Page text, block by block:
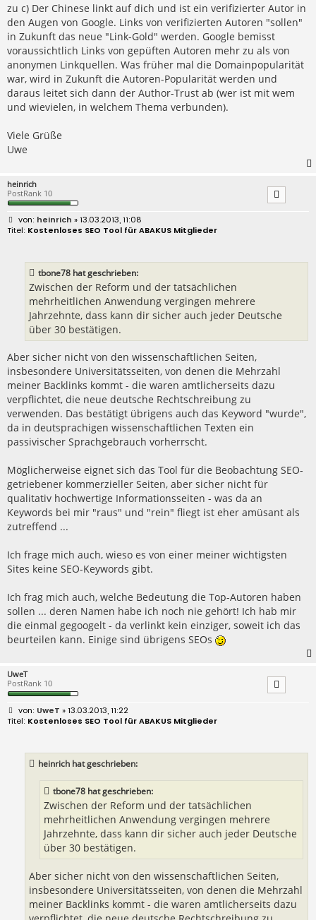
zu c) Der Chinese linkt auf dich und ist ein verifizierter Autor in
den Augen von Google. Links von verifizierten Autoren "sollen"
in Zukunft das neue "Link-Gold" werden. Google bemisst
voraussichtlich Links von gepüften Autoren mehr zu als von
anonymen Linkquellen. Was früher mal die Domainpopularität
war, wird in Zukunft die Autoren-Popularität werden und
daraus leitet sich dann der Author-Trust ab (wer ist mit wem
und wievielen, in welchem Thema verbunden).
Viele Grüße
Uwe
heinrich
PostRank 10
B
e
heinrich » 13.03.2013, 11:08
Kostenloses SEO Tool für ABAKUS Mitglieder
tbone78 hat geschrieben:
Zwischen der Reform und der tatsächlichen
mehrheitlichen Anwendung vergingen mehrere
Jahrzehnte, dass kann dir sicher auch jeder Deutsche
über 30 bestätigen.
Aber sicher nicht von den wissenschaftlichen Seiten,
insbesondere Universitätsseiten, von denen die Mehrzahl
meiner Backlinks kommt - die waren amtlicherseits dazu
verpflichtet, die neue deutsche Rechtschreibung zu
verwenden. Das bestätigt übrigens auch das Keyword "wurde",
da in deutsprachigen wissenschaftlichen Texten ein
passivischer Sprachgebrauch vorherrscht.
Möglicherweise eignet sich das Tool für die Beobachtung SEO-
getriebener kommerzieller Seiten, aber sicher nicht für
qualitativ hochwertige Informationsseiten - was da an
Keywords bei mir "raus" und "rein" fliegt ist eher amüsant als
zutreffend ...
Ich frage mich auch, wieso es von einer meiner wichtigsten
Sites keine SEO-Keywords gibt.
Ich frag mich auch, welche Bedeutung die Top-Autoren haben
sollen ... deren Namen habe ich noch nie gehört! Ich hab mir
die einmal gegoogelt - da verlinkt kein einziger, soweit ich das
beurteilen kann. Einige sind übrigens SEOs
UweT
PostRank 10
B
e
UweT » 13.03.2013, 11:22
Kostenloses SEO Tool für ABAKUS Mitglieder
heinrich hat geschrieben:
tbone78 hat geschrieben:
Zwischen der Reform und der tatsächlichen
mehrheitlichen Anwendung vergingen mehrere
Jahrzehnte, dass kann dir sicher auch jeder Deutsche
über 30 bestätigen.
Aber sicher nicht von den wissenschaftlichen Seiten,
insbesondere Universitätsseiten, von denen die Mehrzahl
meiner Backlinks kommt - die waren amtlicherseits dazu